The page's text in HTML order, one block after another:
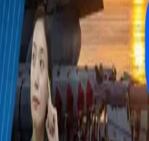
우성짱의 문서
☀️ Toggle theme
전체YouTube Article
홈/ 태그 찾기/#asia-
Tag1건 YouTube1
# asia-hardware-